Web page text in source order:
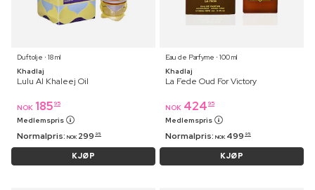
Duftolje ⋅ 18 ml
Khadlaj
Lulu Al Khaleej Oil
NOK 185 95
Medlemspris
Normalpris: NOK 299 95
KJØP
Eau de Parfyme ⋅ 100 ml
Khadlaj
La Fede Oud For Victory
NOK 424 95
Medlemspris
Normalpris: NOK 499 95
KJØP